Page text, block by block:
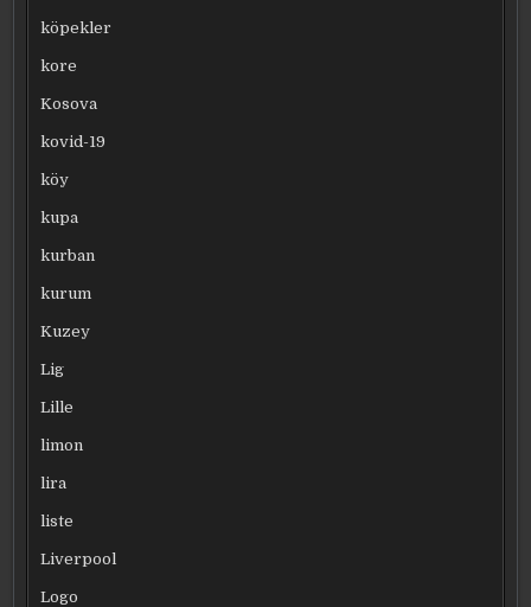
köpekler
kore
Kosova
kovid-19
köy
kupa
kurban
kurum
Kuzey
Lig
Lille
limon
lira
liste
Liverpool
Logo